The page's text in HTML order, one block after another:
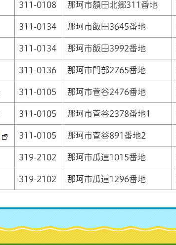
311-0108 那珂市額田北郷311番地
311-0134 那珂市飯田3645番地
311-0134 那珂市飯田3992番地
311-0136 那珂市門部2765番地
311-0105 那珂市菅谷2476番地
311-0105 那珂市菅谷2378番地1
311-0105 那珂市菅谷891番地2
319-2102 那珂市瓜連1015番地
319-2102 那珂市瓜連1296番地